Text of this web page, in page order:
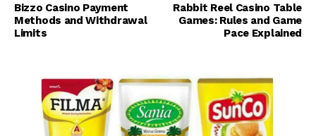
Bizzo Casino Payment
Methods and Withdrawal
Limits
Rabbit Reel Casino Table
Games: Rules and Game
Pace Explained